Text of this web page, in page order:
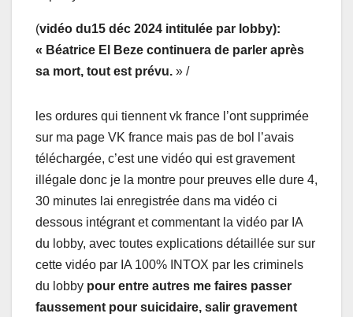
(vidéo du15 déc 2024 intitulée par lobby):
« Béatrice El Beze continuera de parler après
sa mort, tout est prévu. » /
les ordures qui tiennent vk france l’ont supprimée
sur ma page VK france mais pas de bol l’avais
téléchargée, c’est une vidéo qui est gravement
illégale donc je la montre pour preuves elle dure 4,
30 minutes lai enregistrée dans ma vidéo ci
dessous intégrant et commentant la vidéo par IA
du lobby, avec toutes explications détaillée sur sur
cette vidéo par IA 100% INTOX par les criminels
du lobby pour entre autres me faires passer
faussement pour suicidaire, salir gravement